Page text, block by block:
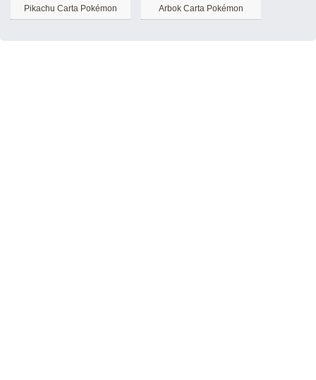
Pikachu Carta Pokémon Arbok Carta Pokémon